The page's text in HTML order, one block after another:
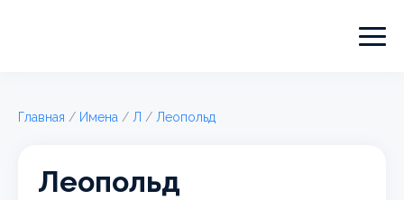
Главная / Имена / Л / Леопольд
Леопольд